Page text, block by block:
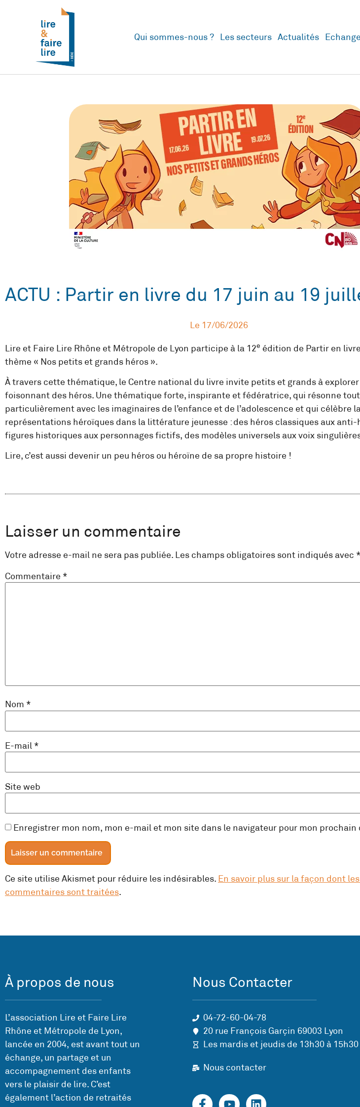
Qui sommes-nous ? Les secteurs Actualités
ACTU : Partir en livre du 17 juin au 19
Le 17/06/2026
Lire et Faire Lire Rhône et Métropole de Lyon participe à la 12e édition de Partir en
thème « Nos petits et grands héros ».
À travers cette thématique, le Centre national du livre invite petits et grands à explorer
foisonnant des héros. Une thématique forte, inspirante et fédératrice, qui résonne tout
particulièrement avec les imaginaires de l’enfance et de l’adolescence et qui célèbre
représentations héroïques dans la littérature jeunesse : des héros classiques aux anti-
figures historiques aux personnages fictifs, des modèles universels aux voix
Lire, c’est aussi devenir un peu héros ou héroïne de sa propre histoire !
Laisser un commentaire
Votre adresse e-mail ne sera pas publiée. Les champs obligatoires sont indiqués avec *
Commentaire *
Nom *
E-mail *
Site web
Enregistrer mon nom, mon e-mail et mon site dans le navigateur pour mon
Ce site utilise Akismet pour réduire les indésirables. En savoir plus sur la façon dont
commentaires sont traitées.
À propos de nous
L’association Lire et Faire Lire
Rhône et Métropole de Lyon,
lancée en 2004, est avant tout un
échange, un partage et un
accompagnement des enfants
vers le plaisir de lire. C’est
également l’action de retraités
Nous Contacter
04-72-60-04-78
20 rue François Garçin 69003 Lyon
Les mardis et jeudis de 13h30 à 15h30
Nous contacter